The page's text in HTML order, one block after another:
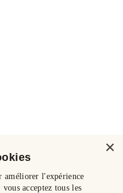
×
améliorer l'expérience
acceptez tous les